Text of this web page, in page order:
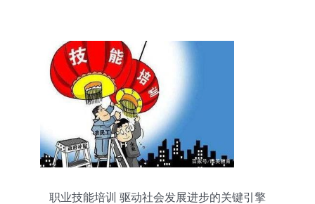
职业技能培训 驱动社会发展进步的关键引擎